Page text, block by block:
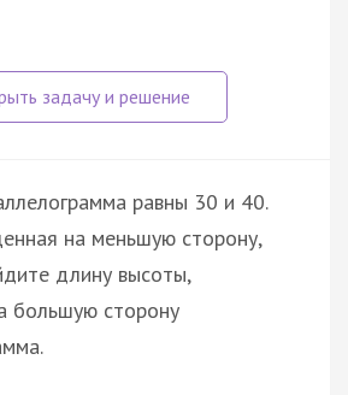
равны 30 и 40.
на меньшую сторону,
длину высоты,
большую сторону